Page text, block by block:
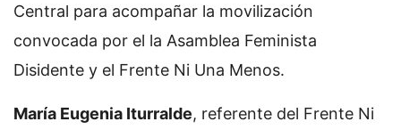
Central para acompañar la movilización
convocada por el la Asamblea Feminista
Disidente y el Frente Ni Una Menos.
María Eugenia Iturralde, referente del Frente Ni